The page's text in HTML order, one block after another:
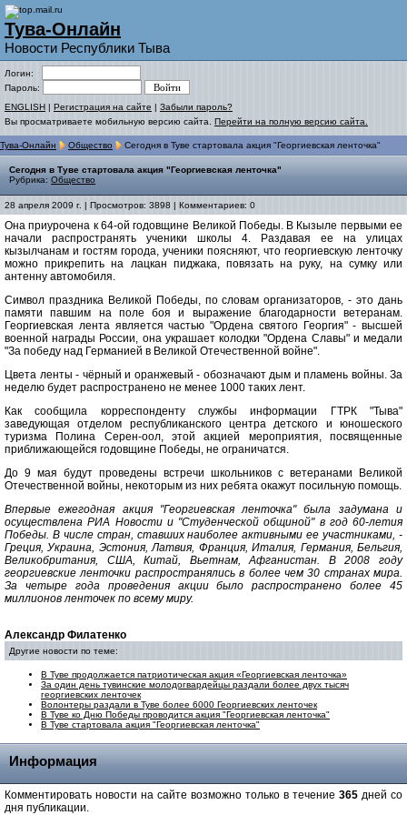
Тува-Онлайн
Новости Республики Тыва
Логин:
Пароль:
ENGLISH | Регистрация на сайте | Забыли пароль?
Вы просматриваете мобильную версию сайта. Перейти на полную версию сайта.
Тува-Онлайн Общество Сегодня в Туве стартовала акция "Георгиевская ленточка"
Сегодня в Туве стартовала акция "Георгиевская ленточка"
Рубрика: Общество
28 апреля 2009 г. | Просмотров: 3898 | Комментариев: 0
Она приурочена к 64-ой годовщине Великой Победы. В Кызыле первыми ее
начали распространять ученики школы 4. Раздавая ее на улицах
кызылчанам и гостям города, ученики поясняют, что георгиевскую ленточку
можно прикрепить на лацкан пиджака, повязать на руку, на сумку или
антенну автомобиля.
Символ праздника Великой Победы, по словам организаторов, - это дань
памяти павшим на поле боя и выражение благодарности ветеранам.
Георгиевская лента является частью "Ордена святого Георгия" - высшей
военной награды России, она украшает колодки "Ордена Славы" и медали
"За победу над Германией в Великой Отечественной войне".
Цвета ленты - чёрный и оранжевый - обозначают дым и пламень войны. За
неделю будет распространено не менее 1000 таких лент.
Как сообщила корреспонденту службы информации ГТРК "Тыва"
заведующая отделом республиканского центра детского и юношеского
туризма Полина Серен-оол, этой акцией мероприятия, посвященные
приближающейся годовщине Победы, не ограничатся.
До 9 мая будут проведены встречи школьников с ветеранами Великой
Отечественной войны, некоторым из них ребята окажут посильную помощь.
Впервые ежегодная акция "Георгиевская ленточка" была задумана и
осуществлена РИА Новости и "Студенческой общиной" в год 60-летия
Победы. В числе стран, ставших наиболее активными ее участниками, -
Греция, Украина, Эстония, Латвия, Франция, Италия, Германия, Бельгия,
Великобритания, США, Китай, Вьетнам, Афганистан. В 2008 году
георгиевские ленточки распространялись в более чем 30 странах мира.
За четыре года проведения акции было распространено более 45
миллионов ленточек по всему миру.
Александр Филатенко
Другие новости по теме:
В Туве продолжается патриотическая акция «Георгиевская ленточка»
За один день тувинские молодогвардейцы раздали более двух тысяч
георгиевских ленточек
Волонтеры раздали в Туве более 6000 Георгиевских ленточек
В Туве ко Дню Победы проводится акция "Георгиевская ленточка"
В Туве стартовала акция "Георгиевская ленточка"
Информация
Комментировать новости на сайте возможно только в течение 365 дней со
дня публикации.